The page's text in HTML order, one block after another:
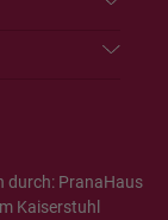
durch: PranaHaus
Kaiserstuhl